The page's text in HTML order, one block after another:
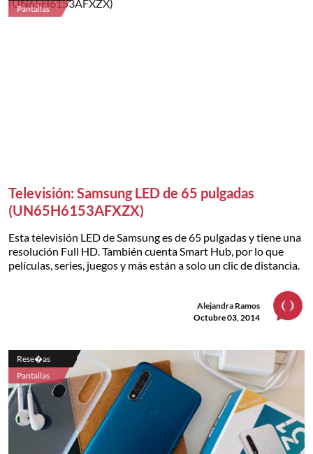
Pantallas
Televisión: Samsung LED de 65 pulgadas
(UN65H6153AFXZX)
Esta televisión LED de Samsung es de 65 pulgadas y tiene una
resolución Full HD. También cuenta Smart Hub, por lo que
películas, series, juegos y más están a solo un clic de distancia.
Alejandra Ramos
Octubre 03, 2014
Rese�as
Pantallas